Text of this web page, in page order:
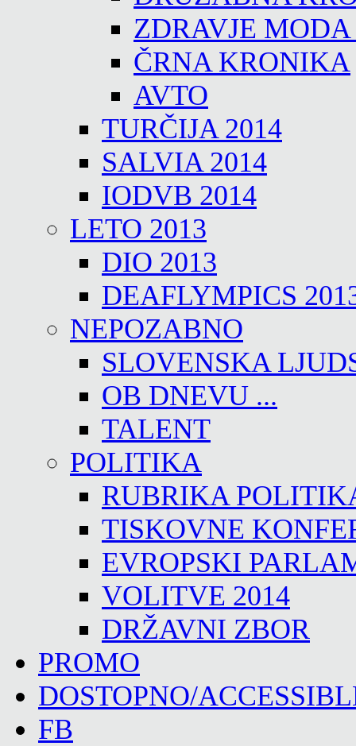
ZDRAVJE
ČRNA KRONIKA
AVTO
TURČIJA 2014
SALVIA 2014
IODVB 2014
LETO 2013
DIO 2013
DEAFLYMPICS
NEPOZABNO
SLOVENSKA
OB DNEVU ...
TALENT
POLITIKA
RUBRIKA
TISKOVNE
EVROPSKI
VOLITVE 2014
DRŽAVNI ZBOR
PROMO
DOSTOPNO/
FB